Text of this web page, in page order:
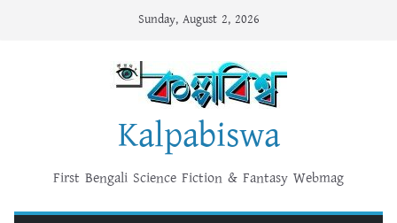
Sunday, August 2, 2026
Kalpabiswa
First Bengali Science Fiction & Fantasy Webmag